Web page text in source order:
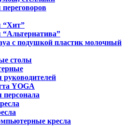
“Хит”
столы
руководителей
YOGA
персонала
кресла